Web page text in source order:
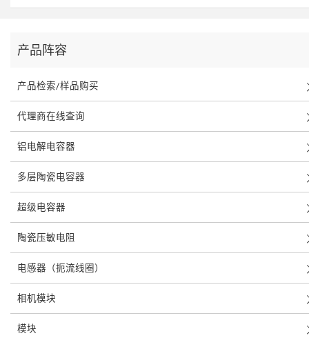
产品阵容
产品检索/样品购买
代理商在线查询
铝电解电容器
多层陶瓷电容器
超级电容器
陶瓷压敏电阻
电感器（扼流线圈）
相机模块
模块